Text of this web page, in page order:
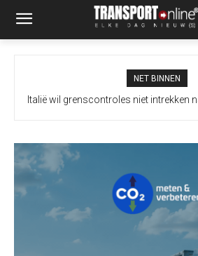
NET BINNEN
Italië wil grenscontroles niet intrekken na
Extra maatregelen moeten